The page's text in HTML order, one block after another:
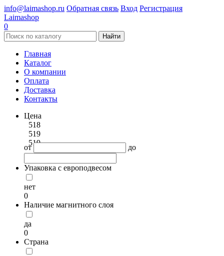
info@laimashop.ru Обратная связь Вход Регистрация
Laimashop
0
Найти
Главная
Каталог
О компании
Оплата
Доставка
Контакты
Цена
518
519
519
от до
Упаковка с европодвесом
нет
0
Наличие магнитного слоя
да
0
Страна